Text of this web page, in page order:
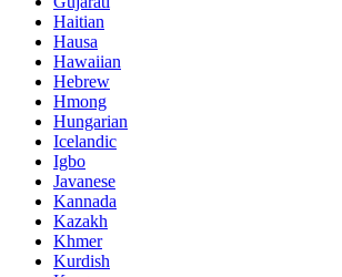
Haitian
Hausa
Hawaiian
Hebrew
Hmong
Hungarian
Icelandic
Igbo
Javanese
Kannada
Kazakh
Khmer
Kurdish